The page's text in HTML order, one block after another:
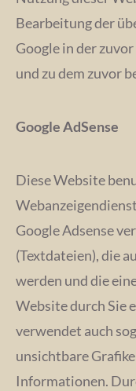
Bearbeitung der
Google in der
und zu dem zuvor
Google AdSense
Diese Website
Google Adsense
(Textdateien), die
werden und die
Website durch Sie
verwendet auch
unsichtbare
Informationen.